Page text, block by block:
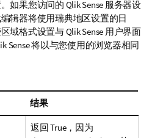
如果您访问的 Qlik Sense 服务器设
辑器将使用瑞典地区设置的日
域格式设置与Qlik Sense 用户界面
Sense将以与您使用的浏览器相同
结果
返回True，因为